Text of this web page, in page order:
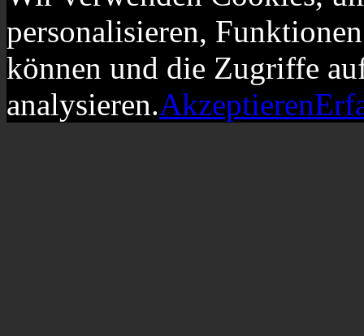
personalisieren,
können und die Zugriffe
analysieren.Akzeptieren